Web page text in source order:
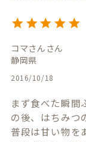
コマさん
静岡県
2016/10/18
まず食べた瞬
の後、はちみつ
普段は甘い物を